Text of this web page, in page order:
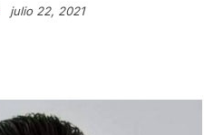
julio 22, 2021